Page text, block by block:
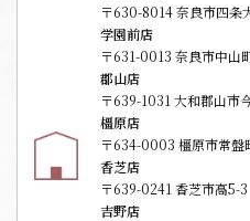
〒630-8014 奈良市四条
学園前店
〒631-0013 奈良市中山
郡山店
〒639-1031 大和郡山市
橿原店
〒634-0003 橿原市常盤
香芝店
〒639-0241 香芝市高5-3
吉野店